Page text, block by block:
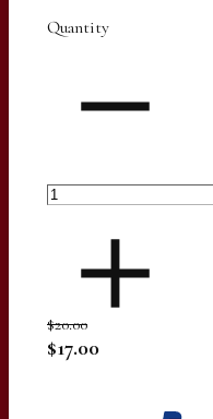
Quantity
$20.00
$17.00